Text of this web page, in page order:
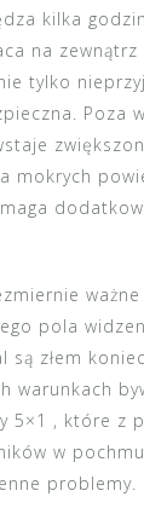
kilka
na
tylko
Poza
mokrych
pola
są złem
warunkach
5×1 , które z
w
problemy.